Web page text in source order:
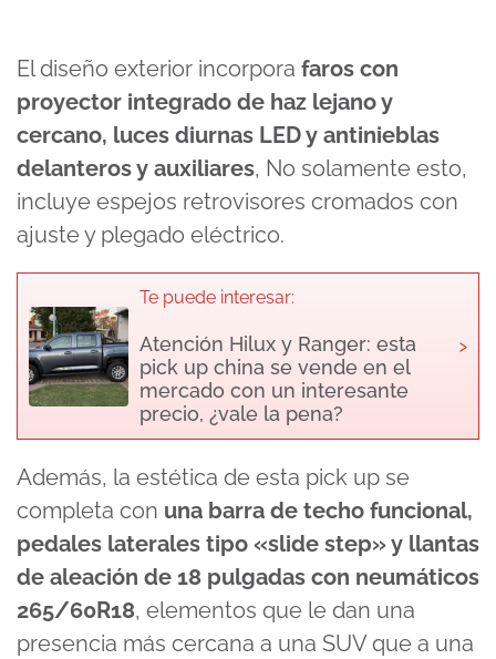
El diseño exterior incorpora faros con
proyector integrado de haz lejano y
cercano, luces diurnas LED y antinieblas
delanteros y auxiliares, No solamente esto,
incluye espejos retrovisores cromados con
ajuste y plegado eléctrico.
Te puede interesar:
Atención Hilux y Ranger: esta
pick up china se vende en el
mercado con un interesante
precio, ¿vale la pena?
›
Además, la estética de esta pick up se
completa con una barra de techo funcional,
pedales laterales tipo «slide step» y llantas
de aleación de 18 pulgadas con neumáticos
265/60R18, elementos que le dan una
presencia más cercana a una SUV que a una